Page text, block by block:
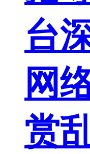
台
网
赏